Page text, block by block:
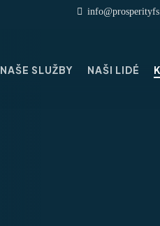
NAŠE SLUŽBY NAŠI LIDÉ